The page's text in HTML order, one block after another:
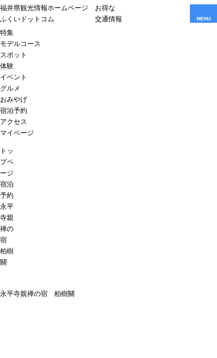
福井県観光情報ホームページ
ふくいドットコム
お得な
交通情報
MENU
特集
モデルコース
スポット
体験
イベント
グルメ
おみやげ
宿泊予約
アクセス
マイページ
トッ
プペ
ージ
宿泊
予約
永平
寺親
禅の
宿
柏樹
關
永平寺親禅の宿 柏樹關